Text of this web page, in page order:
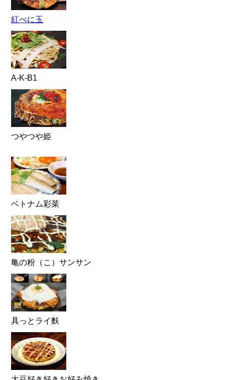
紅べに玉
A-K-B1
つやつや姫
ベトナム彩菜
亀の粉（こ）サンサン
具っとライ麩